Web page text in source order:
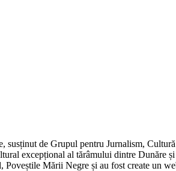
de Grupul pentru Jurnalism,
excepțional al tărâmului dintre Dunăre
Mării Negre și au fost create un